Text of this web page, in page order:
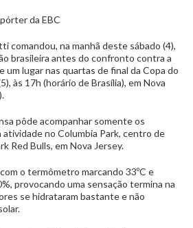
da EBC
comandou, na manhã deste sábado (4),
brasileira antes do confronto contra a
um lugar nas quartas de final da Copa do
às 17h (horário de Brasília), em Nova
pôde acompanhar somente os
no Columbia Park, centro de
Red Bulls, em Nova Jersey.
o termômetro marcando 33ºC e
provocando uma sensação termina na
se hidrataram bastante e não